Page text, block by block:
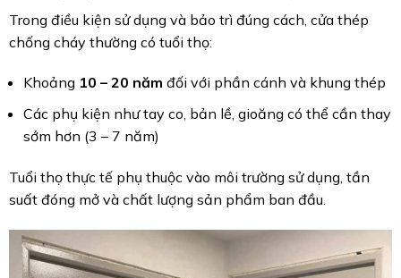
Trong điều kiện sử dụng và bảo trì đúng cách, cửa thép
chống cháy thường có tuổi thọ:
Khoảng 10 – 20 năm đối với phần cánh và khung thép
Các phụ kiện như tay co, bản lề, gioăng có thể cần thay
sớm hơn (3 – 7 năm)
Tuổi thọ thực tế phụ thuộc vào môi trường sử dụng, tần
suất đóng mở và chất lượng sản phẩm ban đầu.